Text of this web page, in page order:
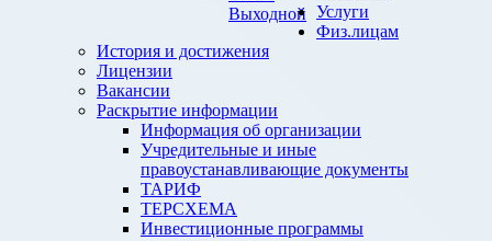
Выходной
История и достижения
Лицензии
Вакансии
Раскрытие информации
Информация об организации
Учредительные и иные
правоустанавливающие документы
ТАРИФ
ТЕРСХЕМА
Инвестиционные программы
Услуги
Физ.лицам